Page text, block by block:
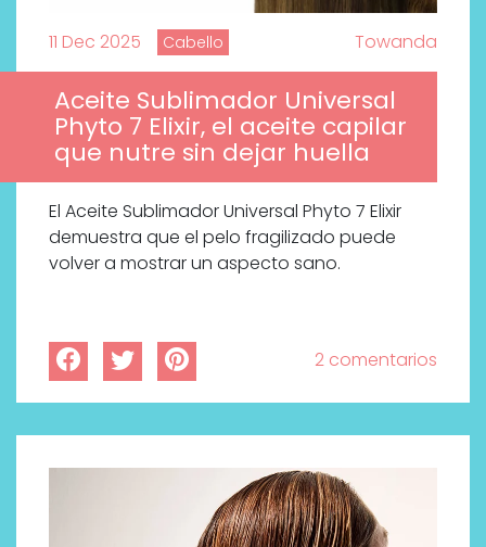
11 Dec 2025 Cabello Towanda
Aceite Sublimador Universal
Phyto 7 Elixir, el aceite capilar
que nutre sin dejar huella
El Aceite Sublimador Universal Phyto 7 Elixir
demuestra que el pelo fragilizado puede
volver a mostrar un aspecto sano.
2 comentarios